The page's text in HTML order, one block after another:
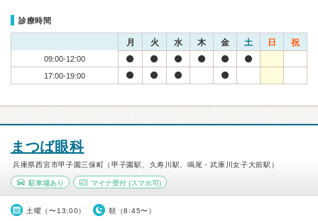
診療時間
月 火 水 木 金 土 日 祝
09:00-12:00
17:00-19:00
まつば眼科
兵庫県西宮市甲子園三保町（甲子園駅、久寿川駅、鳴尾・武庫川女子大前駅）
駐車場あり マイナ受付(スマホ可)
土曜（〜13:00） 朝（8:45〜）